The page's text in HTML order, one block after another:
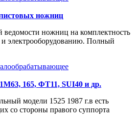
ножниц
ведомости ножниц на комплектность
и электрооборудованию. Полный
165, ФТ11, SUI40 и др.
модели 1525 1987 г.в есть
со стороны правого суппорта